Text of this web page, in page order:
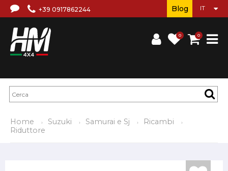
+39 0917862244
0 0
Blog
Home Suzuki Samurai e Sj
Ricambi
Riduttore